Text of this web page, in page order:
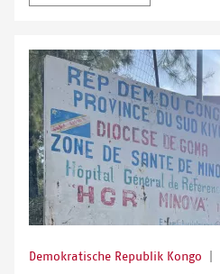
Demokratische Republik Kongo